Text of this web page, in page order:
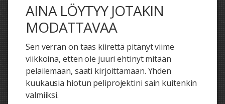
AINA LÖYTYY JOTAKIN
MODATTAVAA
Sen verran on taas kiirettä pitänyt viime
viikkoina, etten ole juuri ehtinyt mitään
pelailemaan, saati kirjoittamaan. Yhden
kuukausia hiotun peliprojektini sain kuitenkin
valmiiksi.